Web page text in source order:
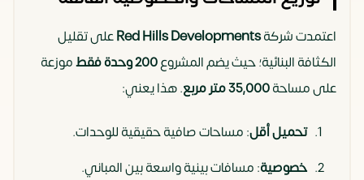
اعتمدت شركةRed Hills Developmentsعلى تقليل
الكثافة البنائية؛ حيث يضم المشروع200 وحدة فقط
موزعة
على مساحة35,000 متر مربع . هذا يعني:
تحميل أقل: مساحات صافية حقيقية للوحدات.
خصوصية: مسافات بينية واسعة بين المباني.